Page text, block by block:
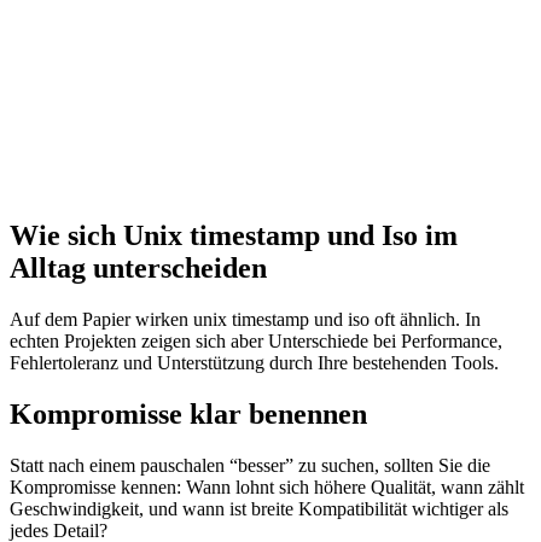
Wie sich Unix timestamp und Iso im
Alltag unterscheiden
Auf dem Papier wirken unix timestamp und iso oft ähnlich. In
echten Projekten zeigen sich aber Unterschiede bei Performance,
Fehlertoleranz und Unterstützung durch Ihre bestehenden Tools.
Kompromisse klar benennen
Statt nach einem pauschalen “besser” zu suchen, sollten Sie die
Kompromisse kennen: Wann lohnt sich höhere Qualität, wann zählt
Geschwindigkeit, und wann ist breite Kompatibilität wichtiger als
jedes Detail?